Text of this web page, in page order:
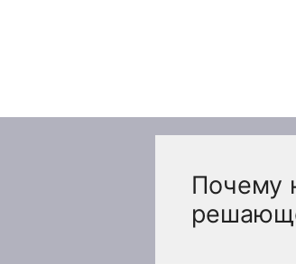
Почему